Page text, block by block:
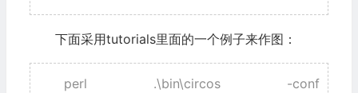
下面采用tutorials里面的一个例子来作图：
perl .\bin\circos -conf